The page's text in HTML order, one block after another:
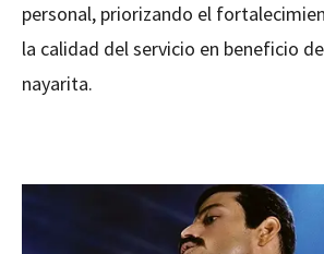
personal, priorizando el
la calidad del servicio en beneficio
nayarita.